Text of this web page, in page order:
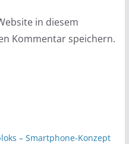
in diesem
Kommentar speichern.
– Smartphone-Konzept